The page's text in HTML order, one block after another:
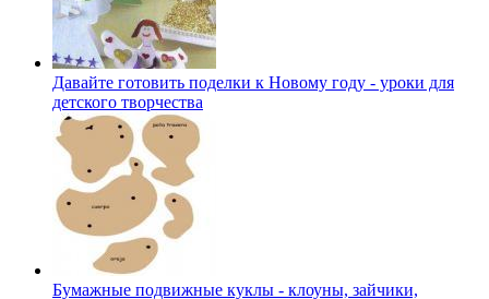
Давайте готовить поделки к Новому году - уроки для
детского творчества
Бумажные подвижные куклы - клоуны, зайчики,